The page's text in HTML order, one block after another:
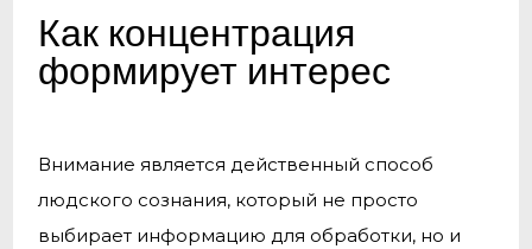
Как концентрация
формирует интерес
Внимание является действенный способ
людского сознания, который не просто
выбирает информацию для обработки, но и